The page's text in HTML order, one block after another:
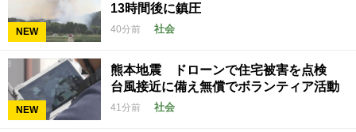
NEW
13時間後に鎮圧
40分前 社会
NEW
熊本地震 ドローンで住宅被害を点検
台風接近に備え無償でボランティア活動
41分前 社会